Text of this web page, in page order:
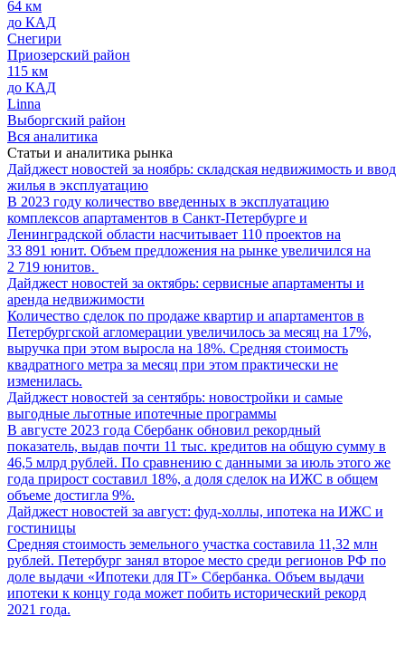
64 км
до КАД
Снегири
Приозерский район
115 км
до КАД
Linna
Выборгский район
Вся аналитика
Статьи и аналитика рынка
Дайджест новостей за ноябрь: складская недвижимость и ввод
жилья в эксплуатацию
В 2023 году количество введенных в эксплуатацию
комплексов апартаментов в Санкт-Петербурге и
Ленинградской области насчитывает 110 проектов на
33 891 юнит. Объем предложения на рынке увеличился на
2 719 юнитов.
Дайджест новостей за октябрь: сервисные апартаменты и
аренда недвижимости
Количество сделок по продаже квартир и апартаментов в
Петербургской агломерации увеличилось за месяц на 17%,
выручка при этом выросла на 18%. Средняя стоимость
квадратного метра за месяц при этом практически не
изменилась.
Дайджест новостей за сентябрь: новостройки и самые
выгодные льготные ипотечные программы
В августе 2023 года Сбербанк обновил рекордный
показатель, выдав почти 11 тыс. кредитов на общую сумму в
46,5 млрд рублей. По сравнению с данными за июль этого же
года прирост составил 18%, а доля сделок на ИЖС в общем
объеме достигла 9%.
Дайджест новостей за август: фуд-холлы, ипотека на ИЖС и
гостиницы
Средняя стоимость земельного участка составила 11,32 млн
рублей. Петербург занял второе место среди регионов РФ по
доле выдачи «Ипотеки для IT» Сбербанка. Объем выдачи
ипотеки к концу года может побить исторический рекорд
2021 года.